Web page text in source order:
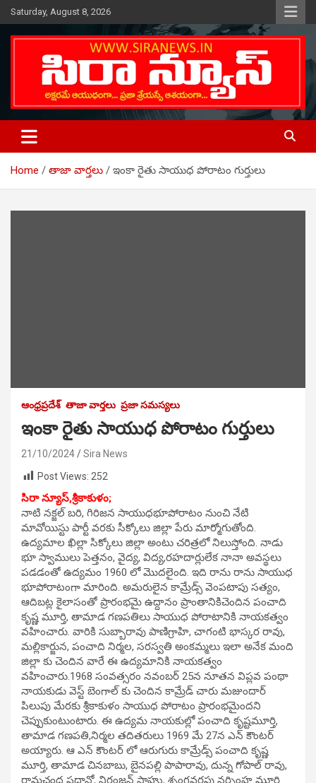
Skip
to
content
Saturday, August 8, 2026
SIRA NEWS
Telugu Online News Daily
Home తాజా వార్తలు ఇంకా రైతు సాయుధ పోరాటం గుర్తులు
ఆంధ్రప్రదేశ్ తాజా వార్తలు ప్రజా సమస్యలు
ఇంకా రైతు సాయుధ పోరాటం గుర్తులు
21/10/2024
Sira News
Post Views: 252
సిరా న్యూస్,శ్రీకాకుళం;
నాటి నక్జల్ బరి, గిరిజన సాయుధభూపోరాటం నుంచి నేటి
మావోయిస్టు పార్టీ వరకు సీక్కోలు జిల్లా పేరు మార్మోగుతోంది.
ఉద్యమాల ఖిల్లా సిక్కోలు జిల్లా అంటు చరిత్రలో నిలుస్తోంది. నాడు
భూ స్వాములు పెత్తనం, వైద్య, విద్య,రహదార్లులేక నానా అవస్థలు
పడడంతో ఉద్యమం 1960 లో మొదలైంది. ఇది రాను రాను సాయుధ
భూపోరాటంగా మారింది. అమరులైన కామ్రేడ్స్ వెంపటాపు సత్యం,
ఆదిబట్ల కైలాసంతో ప్రారంభమై ఉద్దానం ప్రాంతానికిచెందిన పంచాది
కృష్ణ మూర్తి, తామాడ గణపతిలు సాయుధ పోరాటానికి నాయకత్వం
వహించారు. వారికి సుబ్బారావు పాణిగ్రాహి, చాగంటి భాస్కర రావు,
మల్లికార్జున, పంచాది నిర్మల, సరస్వతి అంకమ్మలు ఇలా అనేక మంది
జిల్లా కు చెందిన వారే ఈ ఉద్యమానికి నాయకత్వం
వహించారు.1968 సంవత్సరం నవంబర్ 25న నూతన విప్లవ ప‍ంథా
నాయకుడు వెస్ట్ బెంగాల్ కు చెందిన కామ్రేడ్ చారు మజుందార్
పిలుపు మేరకు శ్రీకాకుళం సాయుధ పోరాటం ప్రారంభమైందని
చెప్పుకుంటుంటారు. ఈ ఉద్యమ నాయకుల్లో పంచాది కృష్టమూర్తి,
తామాడ గణపతి,నిర్మల తదితరులు 1969 మే 27న ఎన్ కౌంటర్
అయ్యారు. ఆ ఎన్ కౌంటర్ లో ఆరుగురు కామ్రేడ్స్ పంచాది కృష్ణ
మూర్తి, తామాడ చినబాబు, బైనపల్లి పాపారావు, దున్న గోపాల్ రావు,
రామచంద్ర ప్రధానో, నిరంజన్ సాహు, శృంగవరపు నర్సింహ మూర్తి